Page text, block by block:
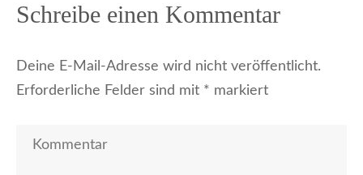
Schreibe einen Kommentar
Deine E-Mail-Adresse wird nicht veröffentlicht.
Erforderliche Felder sind mit * markiert